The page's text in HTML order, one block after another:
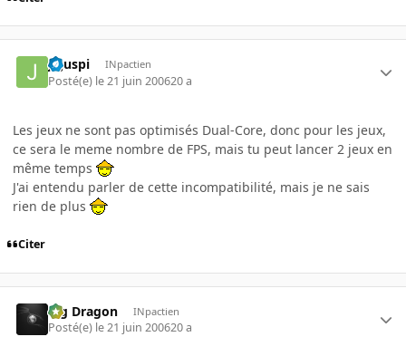
jujuspi INpactien
Posté(e) le 21 juin 200620 a
Les jeux ne sont pas optimisés Dual-Core, donc pour les jeux,
ce sera le meme nombre de FPS, mais tu peut lancer 2 jeux en
même temps
J'ai entendu parler de cette incompatibilité, mais je ne sais
rien de plus
Citer
Big Dragon INpactien
Posté(e) le 21 juin 200620 a